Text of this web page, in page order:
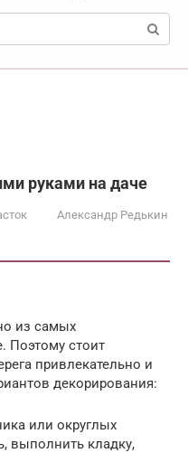
руками на даче
Александр Редькин
из самых
Поэтому стоит
привлекательно и
декорирования:
или округлых
выполнить кладку,